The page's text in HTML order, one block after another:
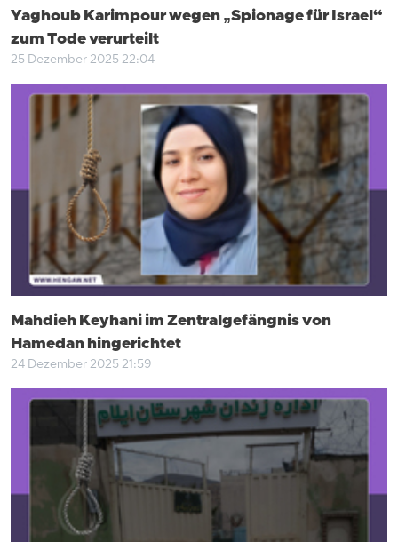
Yaghoub Karimpour wegen „Spionage für Israel“
zum Tode verurteilt
25 Dezember 2025 22:04
Mahdieh Keyhani im Zentralgefängnis von
Hamedan hingerichtet
24 Dezember 2025 21:59